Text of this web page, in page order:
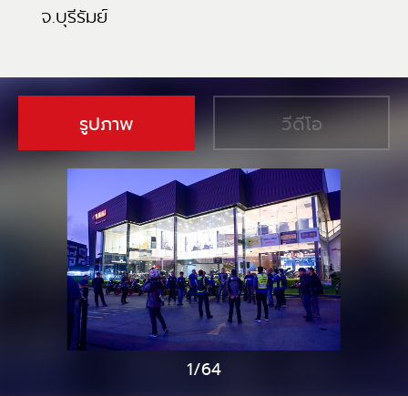
จ.บุรีรัมย์
รูปภาพ วีดีโอ
1/64